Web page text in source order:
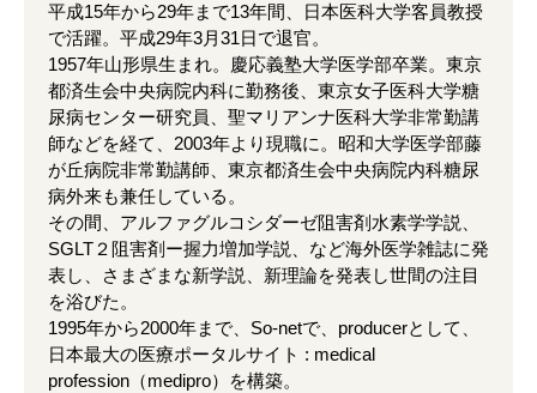
平成15年から29年まで13年間、日本医科大学客員教授
で活躍。平成29年3月31日で退官。
1957年山形県生まれ。慶応義塾大学医学部卒業。東京
都済生会中央病院内科に勤務後、東京女子医科大学糖
尿病センター研究員、聖マリアンナ医科大学非常勤講
師などを経て、2003年より現職に。昭和大学医学部藤
が丘病院非常勤講師、東京都済生会中央病院内科糖尿
病外来も兼任している。
その間、アルファグルコシダーゼ阻害剤水素学学説、
SGLT２阻害剤ー握力増加学説、など海外医学雑誌に発
表し、さまざまな新学説、新理論を発表し世間の注目
を浴びた。
1995年から2000年まで、So-netで、producerとして、
日本最大の医療ポータルサイト : medical
profession（medipro）を構築。